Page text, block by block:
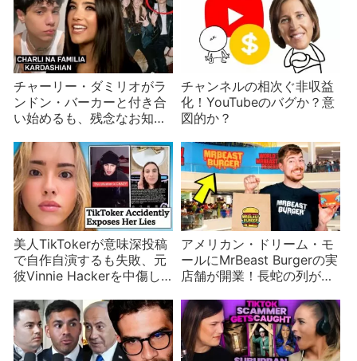
チャーリー・ダミリオがラ
ンドン・バーカーと付き合
い始めるも、残念なお知ら
チャンネルの相次ぐ非収益
化！YouTubeのバグか？意
図的か？
美人TikTokerが意味深投稿
で自作自演するも失敗、元
彼Vinnie Hackerを中傷し
アメリカン・ドリーム・モ
ールにMrBeast Burgerの実
店舗が開業！長蛇の列がで